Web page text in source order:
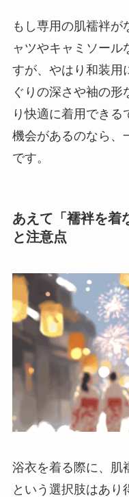
もし専用の肌襦袢が
ャツやキャミソール
すが、やはり和装用
ぐりの深さや袖の形
り快適に着用できる
機会があるのなら、
です。
あえて「襦袢を着
と注意点
浴衣を着る際に、肌
という選択肢はあり